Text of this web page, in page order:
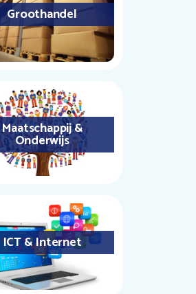
Groothandel
Maatschappij &
Onderwijs
ICT & Internet